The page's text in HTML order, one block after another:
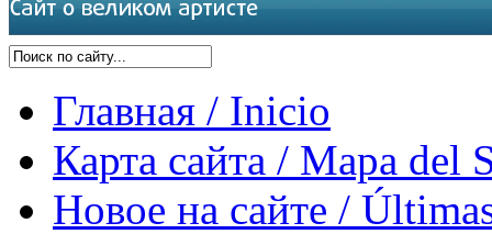
Главная / Inicio
Карта сайта / Mapa del
Новое на сайте /